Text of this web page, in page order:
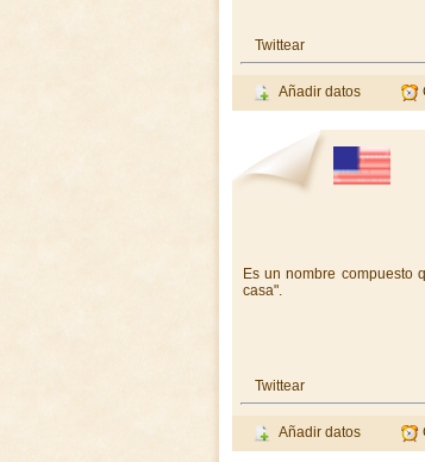
Twittear
Añadir datos
Es un nombre compuesto
casa".
Twittear
Añadir datos